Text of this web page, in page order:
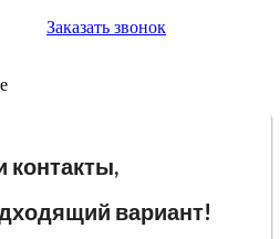
Заказать звонок
контакты,
вариант!